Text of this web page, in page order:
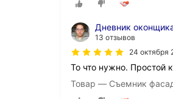
Дневник
13 отзывов
24 октября
То что нужно. Простой
Товар — Съемник